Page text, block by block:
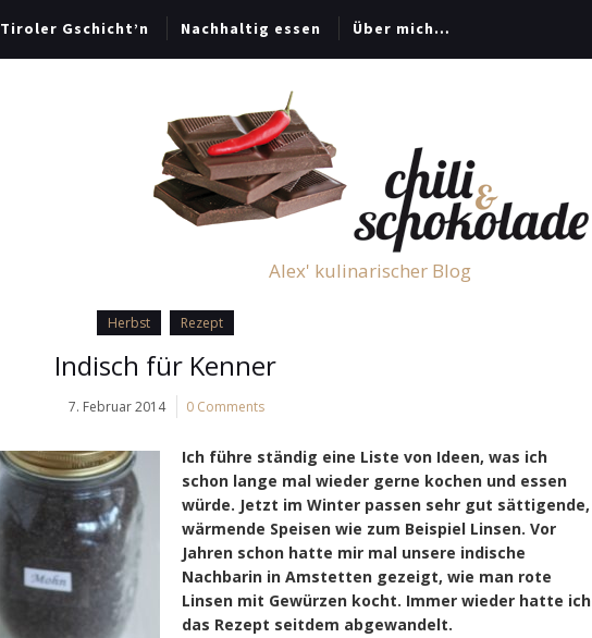
Tiroler Gschicht’n Nachhaltig essen Über mich…
Alex' kulinarischer Blog
Herbst Rezept
Indisch für Kenner
7. Februar 2014 0 Comments
Ich führe ständig eine Liste von Ideen, was ich
schon lange mal wieder gerne kochen und essen
würde. Jetzt im Winter passen sehr gut sättigende,
wärmende Speisen wie zum Beispiel Linsen. Vor
Jahren schon hatte mir mal unsere indische
Nachbarin in Amstetten gezeigt, wie man rote
Linsen mit Gewürzen kocht. Immer wieder hatte ich
das Rezept seitdem abgewandelt.